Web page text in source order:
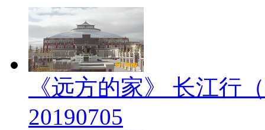
《远方的家》 长江行
20190705